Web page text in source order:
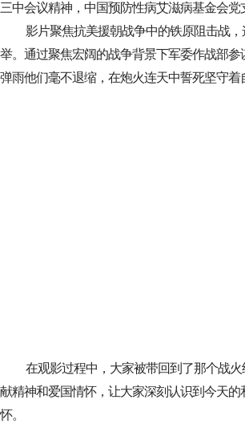
三中会议精神，中国预防性病艾滋病基金会
影片聚焦抗美援朝战争中的铁原阻击战
举。通过聚焦宏阔的战争背景下军委作战部
弹雨他们毫不退缩，在炮火连天中誓死坚守
在观影过程中，大家被带回到了那个战
献精神和爱国情怀，让大家深刻认识到今天
怀。